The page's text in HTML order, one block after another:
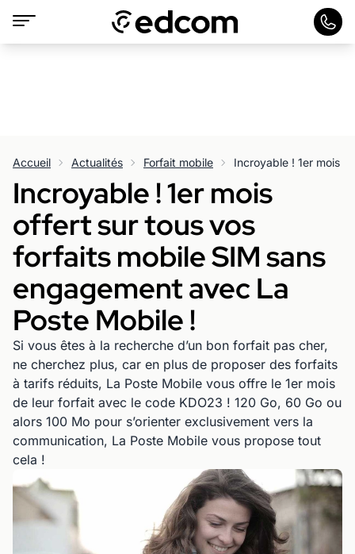
Accueil Actualités Forfait mobile
Incroyable ! 1er mois
offert sur tous vos
forfaits mobile SIM sans
engagement avec La
Poste Mobile !
Si vous êtes à la recherche d’un bon forfait pas cher,
ne cherchez plus, car en plus de proposer des forfaits
à tarifs réduits, La Poste Mobile vous offre le 1er mois
de leur forfait avec le code KDO23 ! 120 Go, 60 Go ou
alors 100 Mo pour s’orienter exclusivement vers la
communication, La Poste Mobile vous propose tout
cela !